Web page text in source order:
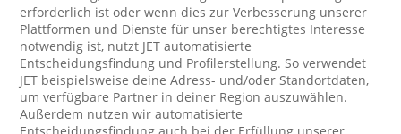
erforderlich ist oder wenn dies zur Verbesserung unserer
Plattformen und Dienste für unser berechtigtes Interesse
notwendig ist, nutzt JET automatisierte
Entscheidungsfindung und Profilerstellung. So verwendet
JET beispielsweise deine Adress- und/oder Standortdaten,
um verfügbare Partner in deiner Region auszuwählen.
Außerdem nutzen wir automatisierte